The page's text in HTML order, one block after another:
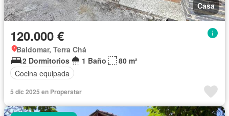
Casa
120.000 €
Baldomar, Terra Chá
2 Dormitorios
1 Baño
80 m²
Cocina equipada
5 dic 2025 en Properstar